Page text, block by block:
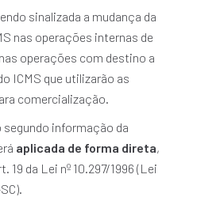
sinalizada a mudança da
nas operações internas de
operações com destino a
ICMS que utilizarão as
comercialização.
informação da
aplicada de forma direta,
19 da Lei nº 10.297/1996 (Lei